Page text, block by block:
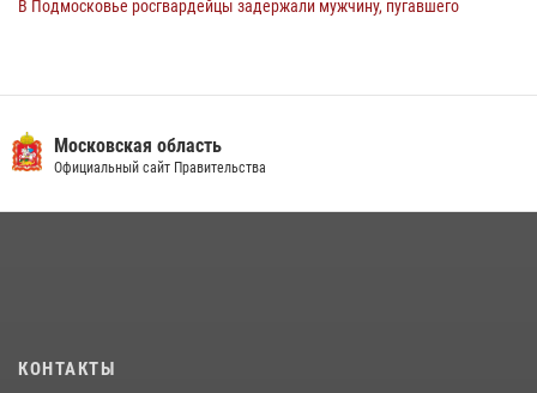
В Подмосковье росгвардейцы задержали мужчину, пугавшего
беспилотников в ДНР
22 июля 2026, 14:27
препятствий со стрельбой
Московская область
Официальный сайт Правительства
КОНТАКТЫ